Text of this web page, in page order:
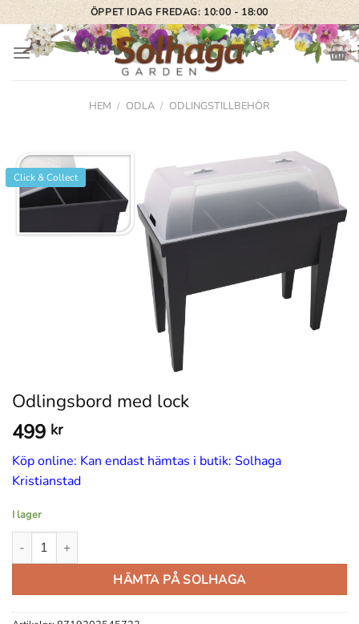
Skip
to
content
ÖPPET IDAG FREDAG: 10:00 - 18:00
HEM / ODLA / ODLINGSTILLBEHÖR
Click & Collect
Odlingsbord med lock
499 kr
Köp online: Kan endast hämtas i butik: Solhaga
Kristianstad
I lager
Odlingsbord med lock mängd
HÄMTA PÅ SOLHAGA